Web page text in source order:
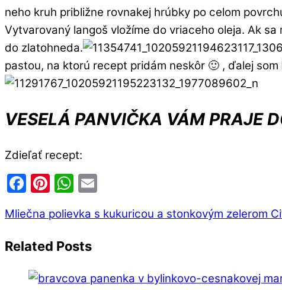
neho kruh približne rovnakej hrúbky po celom
Vytvarovaný langoš vložíme do vriaceho oleja. Ak
do zlatohneda.
pastou, na ktorú recept pridám neskôr 🙂 , ďalej
VESELÁ PANVIČKA VÁM PRAJE
Zdieľať recept:
Facebook
Pinterest
WhatsApp
Mliečna polievka s kukuricou a stonkovým zelerom
Related Posts